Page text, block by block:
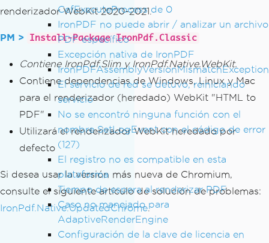
CefExecuteProcess de 0
IronPDF no puede abrir / analizar un archivo
PDF específico
Excepción nativa de IronPDF
IronPDFAssemblyVersionMismatchException
El servicio de red se detuvo, reiniciando
servicio
No se encontró ninguna función con el
nombre SetLogEvent con el código de error
(127)
El registro no es compatible en esta
plataforma
Tiempo de espera al renderizar PDF
Caso no manejado para
AdaptiveRenderEngine
Configuración de la clave de licencia en
renderizador WebKit 2020-2021.
PM > Install-Package IronPdf.Classic
Contiene IronPdf.Slim y IronPdf.Native.WebKit.
Contiene dependencias de Windows, Linux y Mac
para el renderizador (heredado) WebKit "HTML to
PDF"
Utilizará el renderizador WebKit heredado por
defecto
Si desea usar la versión más nueva de Chromium,
consulte el siguiente artículo de solución de problemas:
IronPdf.Native.UpdatedChrome.